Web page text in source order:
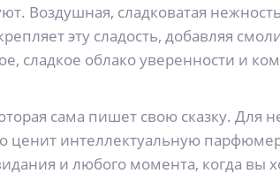
Воздушная, сладковатая нежность
эту сладость, добавляя
сладкое облако уверенности и
сама пишет свою сказку.
ценит интеллектуальную
и любого момента, когда вы